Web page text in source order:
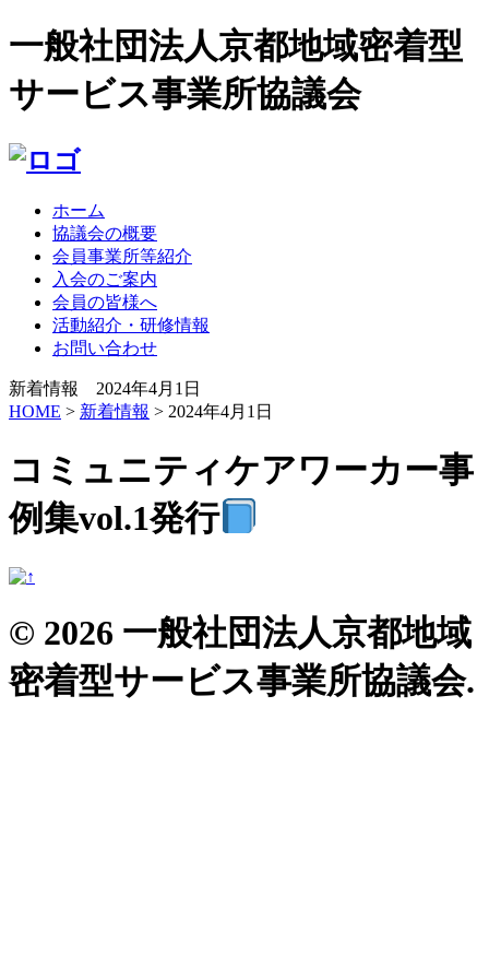
一般社団法人京都地域密着型
サービス事業所協議会
ホーム
協議会の概要
会員事業所等紹介
入会のご案内
会員の皆様へ
活動紹介・研修情報
お問い合わせ
新着情報 2024年4月1日
HOME > 新着情報 > 2024年4月1日
コミュニティケアワーカー事
例集vol.1発行
© 2026 一般社団法人京都地域
密着型サービス事業所協議会.